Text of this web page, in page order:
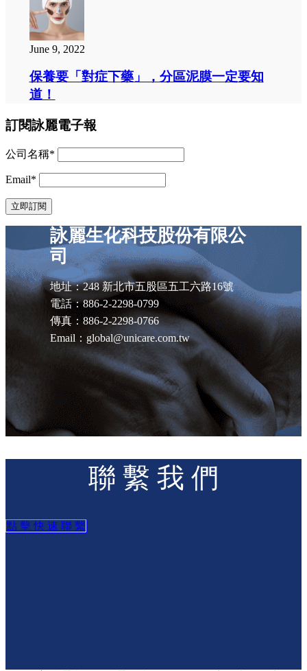
June 9, 2022
保養要「對症下藥」，分區泥膜一定要知
道！
訂閱詠麗電子報
公司名稱*
Email*
詠麗生化科技股份有限公
司
地址：248 新北市五股區五工六路16號
電話：886-2-2298-0799
傳真：886-2-2298-0766
Email：global@unicare.com.tw
聯 繫 我 們
點 擊 快 速 聯 繫